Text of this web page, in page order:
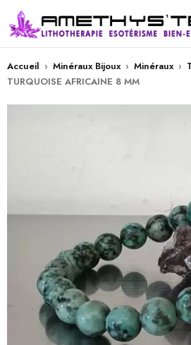
Accueil › Minéraux Bijoux › Minéraux ›
TURQUOISE AFRICAINE 8 MM